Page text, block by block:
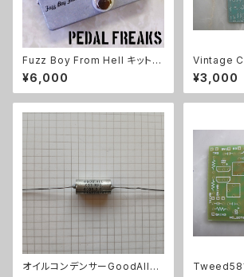
Fuzz Boy From Hell キット
【PEDAL FREAKS】
¥6,000
Vintage
セット
¥3,000
オイルコンデンサーGoodAll
Tweed58